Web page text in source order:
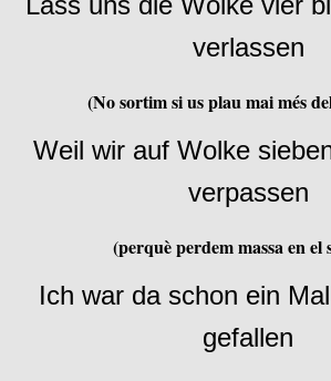
verlassen
(No sortim si us plau mai més
Weil wir auf Wolke
verpassen
(perquè perdem massa en el
Ich war da schon ein
gefallen